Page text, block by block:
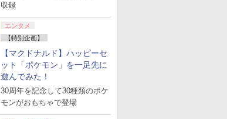
収録
エンタメ
【特別企画】
【マクドナルド】ハッピーセ
ット「ポケモン」を一足先に
遊んでみた！
30周年を記念して30種類のポケ
モンがおもちゃで登場